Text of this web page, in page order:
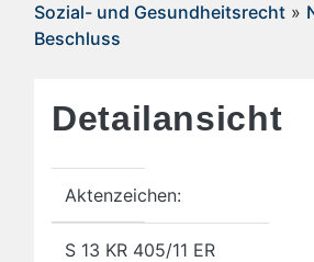
Sozial- und Gesundheitsrecht »
Beschluss
Detailansicht
Aktenzeichen:
S 13 KR 405/11 ER